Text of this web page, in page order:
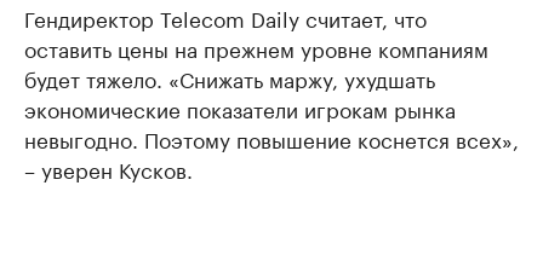
Гендиректор Telecom Daily считает, что
оставить цены на прежнем уровне компаниям
будет тяжело. «Снижать маржу, ухудшать
экономические показатели игрокам рынка
невыгодно. Поэтому повышение коснется всех»,
– уверен Кусков.